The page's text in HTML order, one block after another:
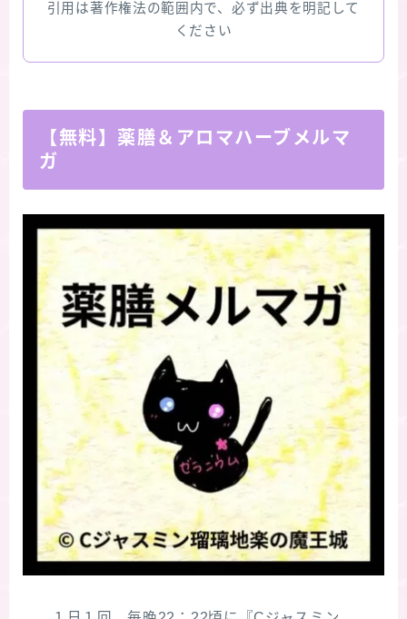
引用は著作権法の範囲内で、必ず出典を明記して
ください
【無料】薬膳＆アロマハーブメルマ
ガ